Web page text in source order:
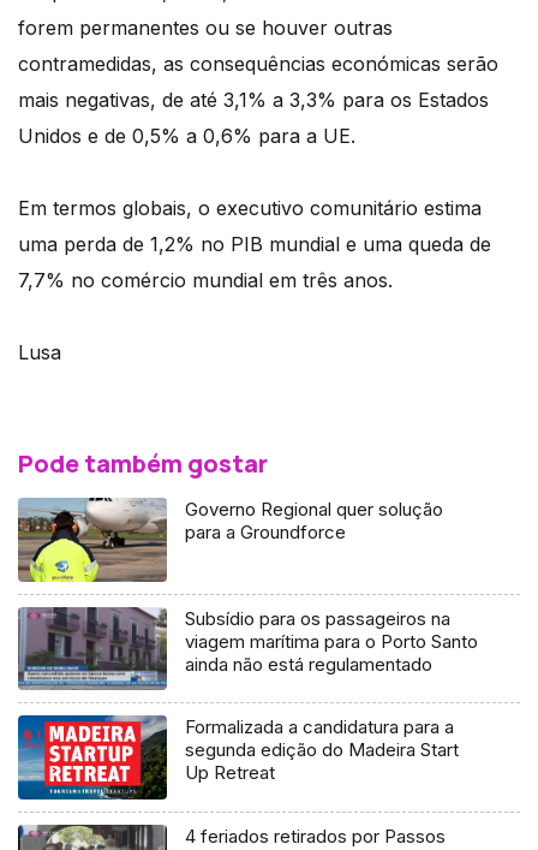
forem permanentes ou se houver outras
contramedidas, as consequências económicas serão
mais negativas, de até 3,1% a 3,3% para os Estados
Unidos e de 0,5% a 0,6% para a UE.
Em termos globais, o executivo comunitário estima
uma perda de 1,2% no PIB mundial e uma queda de
7,7% no comércio mundial em três anos.
Lusa
Pode também gostar
Governo Regional quer solução
para a Groundforce
Subsídio para os passageiros na
viagem marítima para o Porto Santo
ainda não está regulamentado
Formalizada a candidatura para a
segunda edição do Madeira Start
Up Retreat
4 feriados retirados por Passos